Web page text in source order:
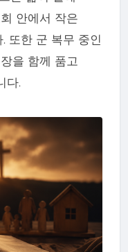
안에서 작은
또한 군 복무 중인
을 함께 품고
다.